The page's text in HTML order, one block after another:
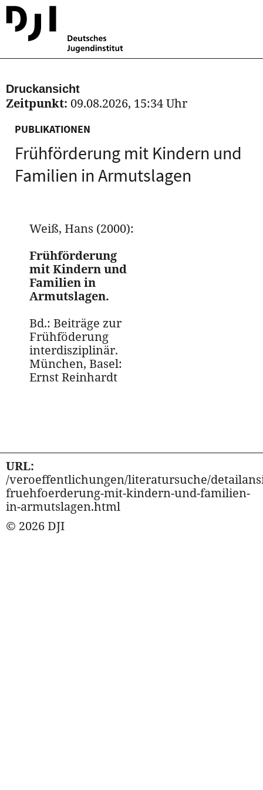
Druckansicht
Zeitpunkt: 09.08.2026, 15:34 Uhr
PUBLIKATIONEN
Frühförderung mit Kindern und
Familien in Armutslagen
Weiß, Hans (2000):
Frühförderung
mit Kindern und
Familien in
Armutslagen.
Bd.: Beiträge zur
Frühföderung
interdisziplinär.
München, Basel:
Ernst Reinhardt
URL:
/veroeffentlichungen/literatursuche/
fruehfoerderung-mit-kindern-und-familien-
in-armutslagen.html
© 2026 DJI